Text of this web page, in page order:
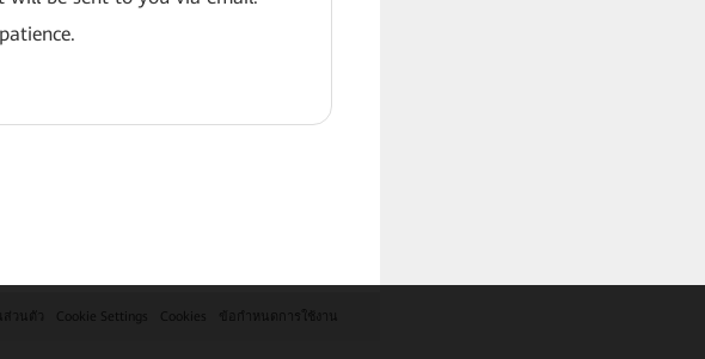
วนตัว Cookie Settings Cookies ข้อกำหนดการใช้งาน